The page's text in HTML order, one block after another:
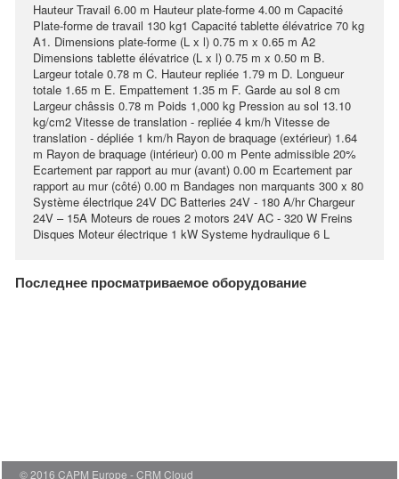
Hauteur Travail 6.00 m Hauteur plate-forme 4.00 m Capacité
Plate-forme de travail 130 kg1 Capacité tablette élévatrice 70 kg
A1. Dimensions plate-forme (L x l) 0.75 m x 0.65 m A2
Dimensions tablette élévatrice (L x l) 0.75 m x 0.50 m B.
Largeur totale 0.78 m C. Hauteur repliée 1.79 m D. Longueur
totale 1.65 m E. Empattement 1.35 m F. Garde au sol 8 cm
Largeur châssis 0.78 m Poids 1,000 kg Pression au sol 13.10
kg/cm2 Vitesse de translation - repliée 4 km/h Vitesse de
translation - dépliée 1 km/h Rayon de braquage (extérieur) 1.64
m Rayon de braquage (intérieur) 0.00 m Pente admissible 20%
Ecartement par rapport au mur (avant) 0.00 m Ecartement par
rapport au mur (côté) 0.00 m Bandages non marquants 300 x 80
Système électrique 24V DC Batteries 24V - 180 A/hr Chargeur
24V – 15A Moteurs de roues 2 motors 24V AC - 320 W Freins
Disques Moteur électrique 1 kW Systeme hydraulique 6 L
Последнее просматриваемое оборудование
© 2016 CAPM Europe CRM Cloud